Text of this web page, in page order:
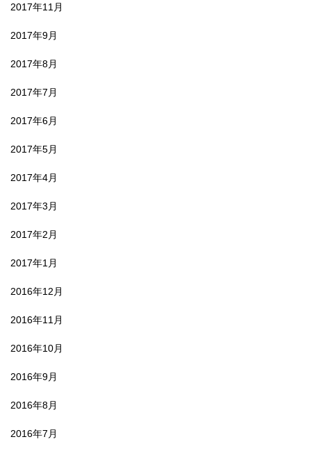
2017年11月
2017年9月
2017年8月
2017年7月
2017年6月
2017年5月
2017年4月
2017年3月
2017年2月
2017年1月
2016年12月
2016年11月
2016年10月
2016年9月
2016年8月
2016年7月